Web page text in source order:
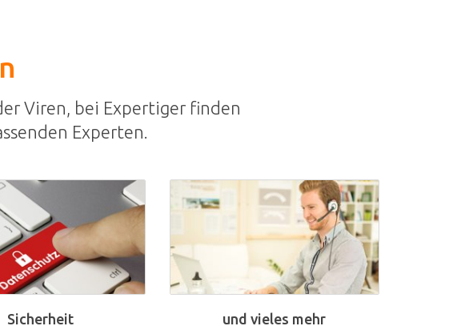
Viren, bei Expertiger finden
Experten.
Sicherheit und vieles mehr